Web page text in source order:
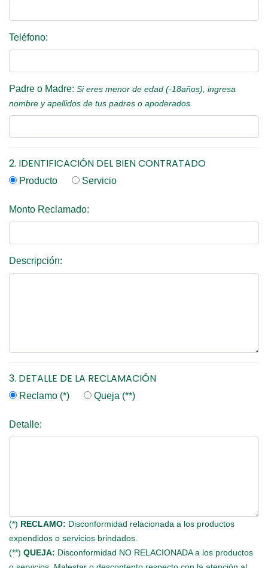
Teléfono:
Padre o Madre: Si eres menor de edad (-18años), ingresa
nombre y apellidos de tus padres o apoderados.
2. IDENTIFICACIÓN DEL BIEN CONTRATADO
Producto Servicio
Monto Reclamado:
Descripción:
3. DETALLE DE LA RECLAMACIÓN
Reclamo (*) Queja (**)
Detalle:
(*) RECLAMO: Disconformidad relacionada a los productos
expendidos o servicios brindados.
(**) QUEJA: Disconformidad NO RELACIONADA a los productos